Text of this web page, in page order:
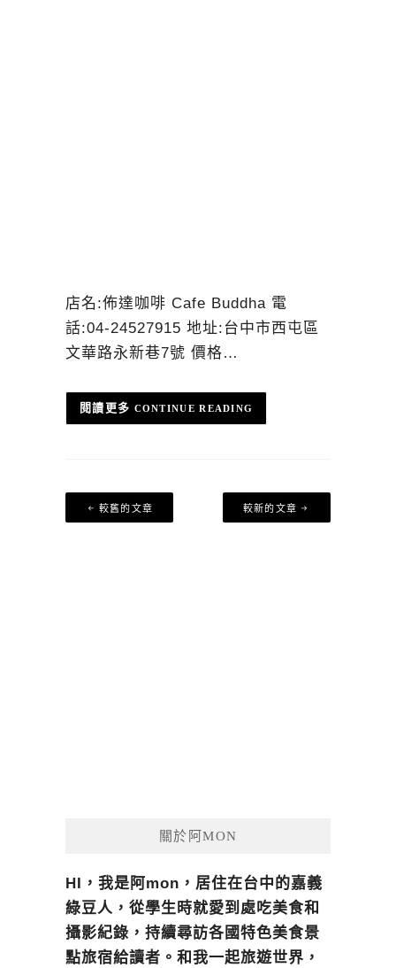
店名:佈達咖啡 Cafe Buddha 電
話:04-24527915 地址:台中市西屯區
文華路永新巷7號 價格…
CONTINUE READING
文
章
較舊的文章 較新的文章
關於阿MON
HI，我是阿mon，居住在台中的嘉義
綠豆人，從學生時就愛到處吃美食和
攝影紀錄，持續尋訪各國特色美食景
點旅宿給讀者。和我一起旅遊世界，